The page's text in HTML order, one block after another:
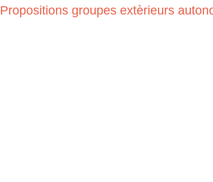
Propositions groupes extèrieurs